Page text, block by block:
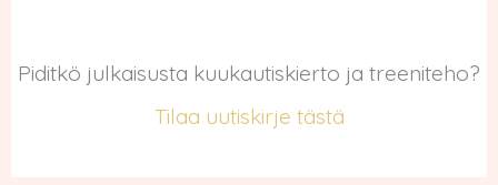
Piditkö julkaisusta kuukautiskierto ja treeniteho?
Tilaa uutiskirje tästä